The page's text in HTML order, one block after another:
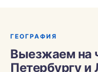
ГЕОГРАФИЯ
Выезжаем на
Петербургу и